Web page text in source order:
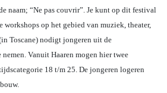
naam; “Ne pas couvrir”. Je kunt op dit festival
workshops op het gebied van muziek, theater,
Toscane) nodigt jongeren uit de
Vanuit Haaren mogen hier twee
18 t/m 25. De jongeren logeren